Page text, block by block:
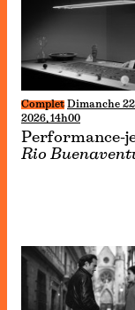
Complet
Dimanche
2026, 14h00
Performance-
Rio